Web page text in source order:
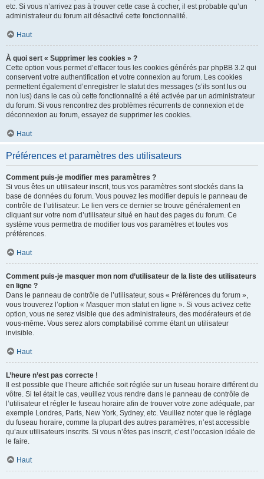
etc. Si vous n’arrivez pas à trouver cette case à cocher, il est probable qu’un
administrateur du forum ait désactivé cette fonctionnalité.
Haut
À quoi sert « Supprimer les cookies » ?
Cette option vous permet d’effacer tous les cookies générés par phpBB 3.2 qui
conservent votre authentification et votre connexion au forum. Les cookies
permettent également d’enregistrer le statut des messages (s’ils sont lus ou
non lus) dans le cas où cette fonctionnalité a été activée par un administrateur
du forum. Si vous rencontrez des problèmes récurrents de connexion et de
déconnexion au forum, essayez de supprimer les cookies.
Haut
Préférences et paramètres des utilisateurs
Comment puis-je modifier mes paramètres ?
Si vous êtes un utilisateur inscrit, tous vos paramètres sont stockés dans la
base de données du forum. Vous pouvez les modifier depuis le panneau de
contrôle de l’utilisateur. Le lien vers ce dernier se trouve généralement en
cliquant sur votre nom d’utilisateur situé en haut des pages du forum. Ce
système vous permettra de modifier tous vos paramètres et toutes vos
préférences.
Haut
Comment puis-je masquer mon nom d’utilisateur de la liste des utilisateurs
en ligne ?
Dans le panneau de contrôle de l’utilisateur, sous « Préférences du forum »,
vous trouverez l’option « Masquer mon statut en ligne ». Si vous activez cette
option, vous ne serez visible que des administrateurs, des modérateurs et de
vous-même. Vous serez alors comptabilisé comme étant un utilisateur
invisible.
Haut
L’heure n’est pas correcte !
Il est possible que l’heure affichée soit réglée sur un fuseau horaire différent du
vôtre. Si tel était le cas, veuillez vous rendre dans le panneau de contrôle de
l’utilisateur et régler le fuseau horaire afin de trouver votre zone adéquate, par
exemple Londres, Paris, New York, Sydney, etc. Veuillez noter que le réglage
du fuseau horaire, comme la plupart des autres paramètres, n’est accessible
qu’aux utilisateurs inscrits. Si vous n’êtes pas inscrit, c’est l’occasion idéale de
le faire.
Haut